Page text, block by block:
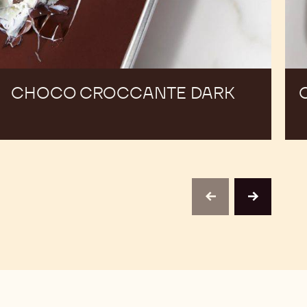
CHOCO CROCCANTE DARK
previousnext